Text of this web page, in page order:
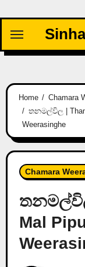
content
Home
Chamara
තනමල්විල |
Weerasinghe
Chamara
Mal